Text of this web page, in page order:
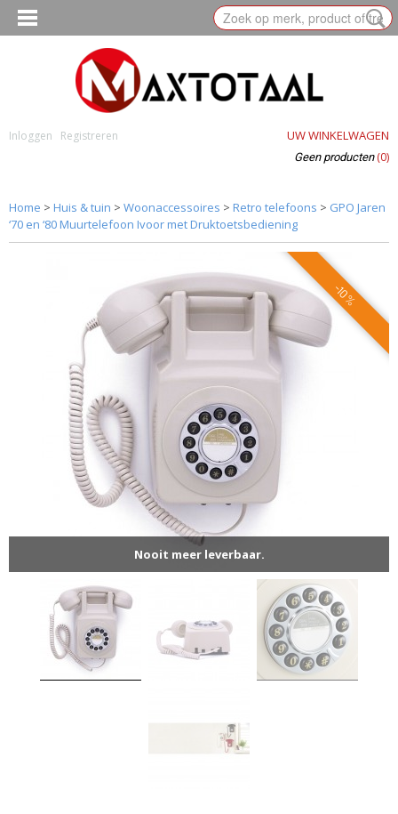
Inloggen Registreren UW WINKELWAGEN
Geen producten (0)
Home > Huis & tuin > Woonaccessoires > Retro telefoons > GPO Jaren
‘70 en ‘80 Muurtelefoon Ivoor met Druktoetsbediening
Nooit meer leverbaar.
-10%